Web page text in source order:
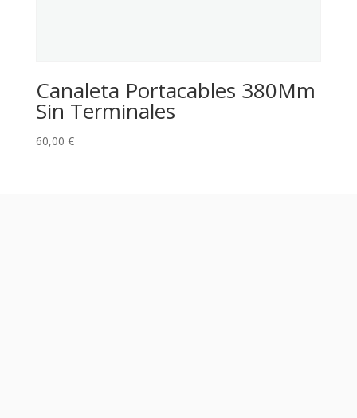
Canaleta Portacables 380Mm
Sin Terminales
60,00 €